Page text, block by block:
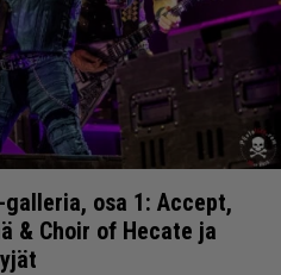
osa 1: Accept,
& Choir of Hecate ja